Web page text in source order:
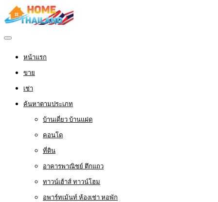
หน้าแรก
ขาย
เช่า
ค้นหาตามประเภท
บ้านเดี่ยว บ้านแฝด
คอนโด
ที่ดิน
อาคารพาณิชย์ ตึกแถว
ทาวน์เฮ้าส์ ทาวน์โฮม
อพาร์ทเม้นท์ ห้องเช่า หอพัก